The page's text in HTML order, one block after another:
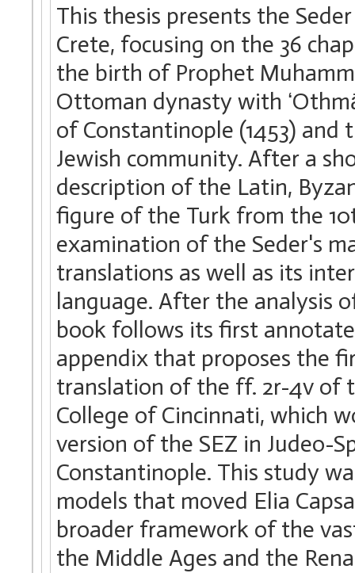
This thesis presents the
Crete, focusing on the 36
the birth of Prophet
Ottoman dynasty with
of Constantinople (1453)
Jewish community. After a
description of the Latin,
figure of the Turk from the
examination of the Seder's
translations as well as its
language. After the analysis
book follows its first
appendix that proposes the
translation of the ff. 2r-4v of
College of Cincinnati, which
version of the SEZ in Judeo-
Constantinople. This study
models that moved Elia
broader framework of the
the Middle Ages and the